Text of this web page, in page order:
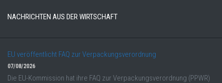
NACHRICHTEN AUS DER WIRTSCHAFT
EU veröffentlicht FAQ zur Verpackungsverordnung
07/08/2026
Die EU-Kommission hat ihre FAQ zur Verpackungsverordnung (PPWR)